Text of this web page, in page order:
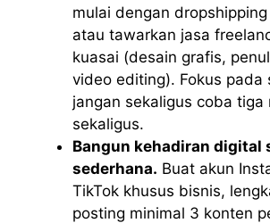
mulai dengan
atau tawarkan jasa
kuasai (desain grafis,
video editing). Fokus pada
jangan sekaligus coba tiga
sekaligus.
Bangun kehadiran digital
sederhana. Buat akun
TikTok khusus bisnis,
posting minimal 3 konten